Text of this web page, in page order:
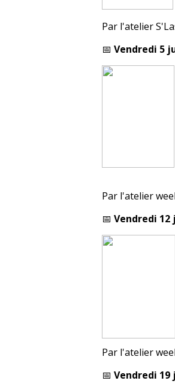
Par l'atelier
📅 Vendredi 5
Par l'atelier
📅 Vendredi 12
Par l'atelier
📅 Vendredi 19